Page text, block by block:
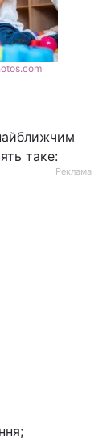
таке:
Реклама